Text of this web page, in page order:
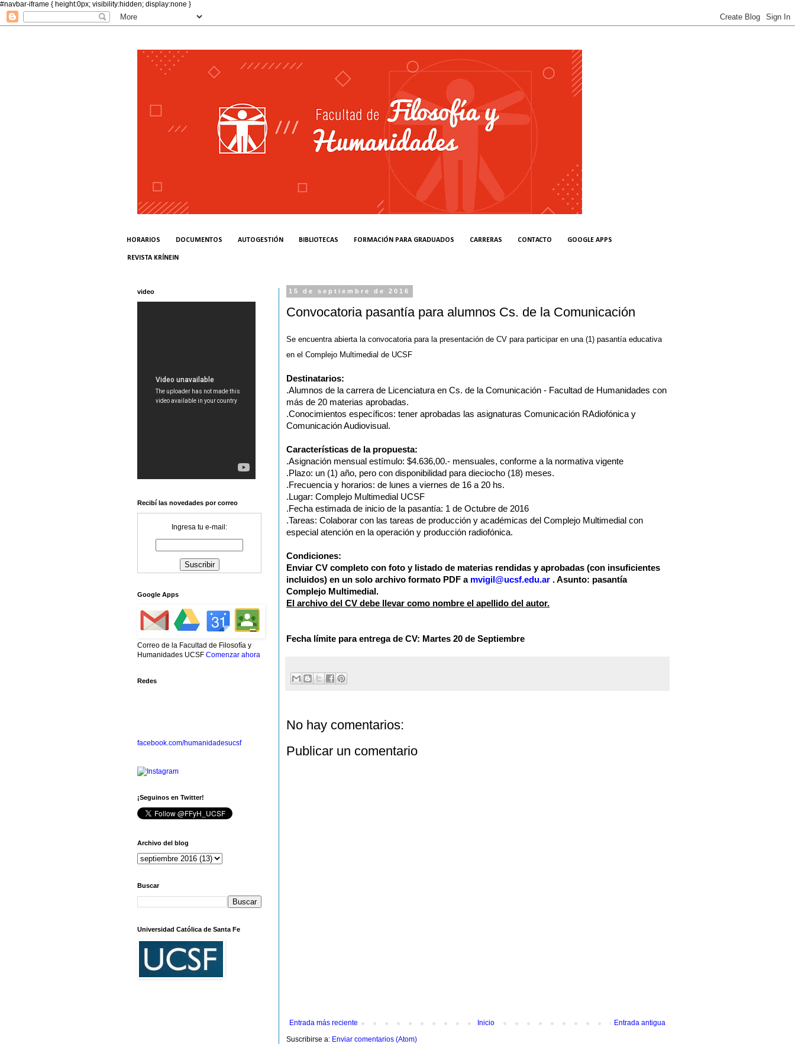
#navbar-iframe { height:0px; visibility:hidden; display:none }
HORARIOS DOCUMENTOS AUTOGESTIÓN BIBLIOTECAS FORMACIÓN PARA GRADUADOS CARRERAS CONTACTO GOOGLE APPS
REVISTA KRÍNEIN
15 de septiembre de 2016
Convocatoria pasantía para alumnos Cs. de la Comunicación
Se encuentra abierta la convocatoria para la presentación de CV para participar en una (1) pasantía educativa
en el Complejo Multimedial de UCSF
Destinatarios:
.Alumnos de la carrera de Licenciatura en Cs. de la Comunicación - Facultad de Humanidades con
más de 20 materias aprobadas.
.Conocimientos específicos: tener aprobadas las asignaturas Comunicación RAdiofónica y
Comunicación Audiovisual.
Características de la propuesta:
.Asignación mensual estímulo: $4.636,00.- mensuales, conforme a la normativa vigente
.Plazo: un (1) año, pero con disponibilidad para dieciocho (18) meses.
.Frecuencia y horarios: de lunes a viernes de 16 a 20 hs.
.Lugar: Complejo Multimedial UCSF
.Fecha estimada de inicio de la pasantía: 1 de Octubre de 2016
.Tareas: Colaborar con las tareas de producción y académicas del Complejo Multimedial con
especial atención en la operación y producción radiofónica.
Condiciones:
Enviar CV completo con foto y listado de materias rendidas y aprobadas (con insuficientes
incluidos) en un solo archivo formato PDF a mvigil@ucsf.edu.ar . Asunto: pasantía
Complejo Multimedial.
El archivo del CV debe llevar como nombre el apellido del autor.
Fecha límite para entrega de CV: Martes 20 de Septiembre
No hay comentarios:
Publicar un comentario
Entrada más reciente Entrada antigua
Inicio
Suscribirse a: Enviar comentarios (Atom)
video
Recibí las novedades por correo
Ingresa tu e-mail:
Google Apps
Correo de la Facultad de Filosofía y
Humanidades UCSF Comenzar ahora
Redes
facebook.com/humanidadesucsf
¡Seguinos en Twitter!
Archivo del blog
Buscar
Universidad Católica de Santa Fe